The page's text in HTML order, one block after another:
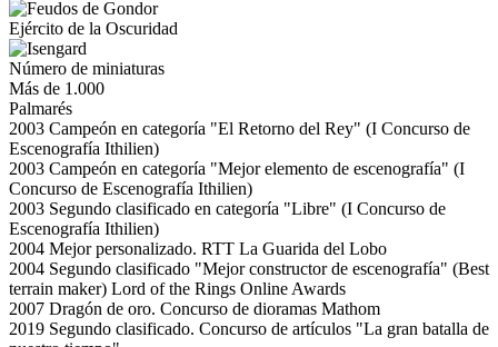
Ejército de la Oscuridad
Número de miniaturas
Más de 1.000
Palmarés
2003 Campeón en categoría "El Retorno del Rey" (I Concurso de
Escenografía Ithilien)
2003 Campeón en categoría "Mejor elemento de escenografía" (I
Concurso de Escenografía Ithilien)
2003 Segundo clasificado en categoría "Libre" (I Concurso de
Escenografía Ithilien)
2004 Mejor personalizado. RTT La Guarida del Lobo
2004 Segundo clasificado "Mejor constructor de escenografía" (Best
terrain maker) Lord of the Rings Online Awards
2007 Dragón de oro. Concurso de dioramas Mathom
2019 Segundo clasificado. Concurso de artículos "La gran batalla de